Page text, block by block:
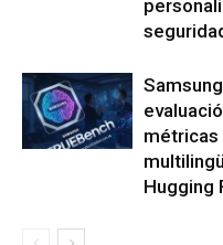
métricas
Hugging